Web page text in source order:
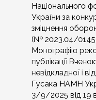
Національного
України за
зміцнення
(№ 2023.04/
Монографію
публікації
невідкладної і
Гусака НАМН
3/9/2025 від 19